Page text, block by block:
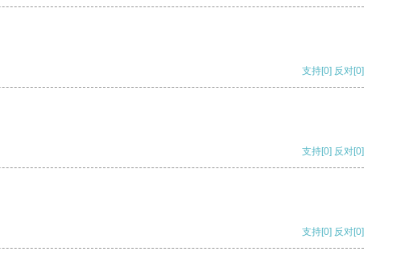
支持[0] 反对[0]
支持[0] 反对[0]
支持[0] 反对[0]